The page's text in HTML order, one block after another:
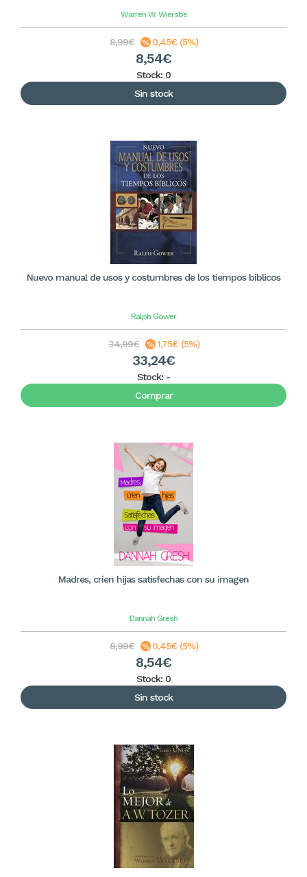
Warren W. Wiersbe
8,99€ 0,45€ (5%)
8,54€
Stock: 0
Sin stock
Nuevo manual de usos y costumbres de los tiempos bíblicos
Ralph Gower
34,99€ 1,75€ (5%)
33,24€
Stock: -
Comprar
Madres, críen hijas satisfechas con su imagen
Dannah Gresh
8,99€ 0,45€ (5%)
8,54€
Stock: 0
Sin stock